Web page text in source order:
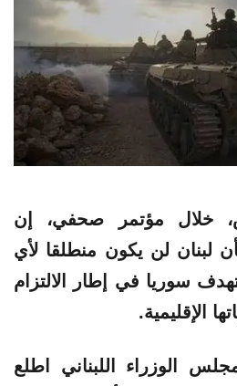
خلال مؤتمر صحفي، إن
لبنان لن يكون منطلقا لأي
سوريا في إطار الالتزام
الإقليمية.
الوزراء اللبناني اطلع